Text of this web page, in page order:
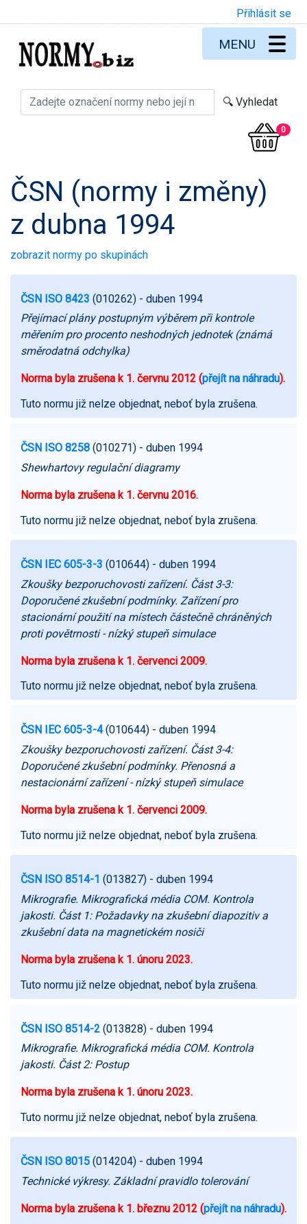
Přihlásit se
0
MENU
ČSN (normy i změny)
z dubna 1994
zobrazit normy po skupinách
ČSN ISO 8423 (010262) - duben 1994
Přejímací plány postupným výběrem při kontrole
měřením pro procento neshodných jednotek (známá
směrodatná odchylka)
Norma byla zrušena k 1. červnu 2012 (přejít na náhradu).
Tuto normu již nelze objednat, neboť byla zrušena.
ČSN ISO 8258 (010271) - duben 1994
Shewhartovy regulační diagramy
Norma byla zrušena k 1. červnu 2016.
Tuto normu již nelze objednat, neboť byla zrušena.
ČSN IEC 605-3-3 (010644) - duben 1994
Zkoušky bezporuchovosti zařízení. Část 3-3:
Doporučené zkušební podmínky. Zařízení pro
stacionární použití na místech částečně chráněných
proti povětrnosti - nízký stupeň simulace
Norma byla zrušena k 1. červenci 2009.
Tuto normu již nelze objednat, neboť byla zrušena.
ČSN IEC 605-3-4(010644) - duben 1994
Zkoušky bezporuchovosti zařízení. Část 3-4:
Doporučené zkušební podmínky. Přenosná a
nestacionární zařízení - nízký stupeň simulace
Norma byla zrušena k 1. červenci 2009.
Tuto normu již nelze objednat, neboť byla zrušena.
ČSN ISO 8514-1 (013827) - duben 1994
Mikrografie. Mikrografická média COM. Kontrola
jakosti. Část 1: Požadavky na zkušební diapozitiv a
zkušební data na magnetickém nosiči
Norma byla zrušena k 1. únoru 2023.
Tuto normu již nelze objednat, neboť byla zrušena.
ČSN ISO 8514-2 (013828) - duben 1994
Mikrografie. Mikrografická média COM. Kontrola
jakosti. Část 2: Postup
Norma byla zrušena k 1. únoru 2023.
Tuto normu již nelze objednat, neboť byla zrušena.
ČSN ISO 8015 (014204) - duben 1994
Technické výkresy. Základní pravidlo tolerování
Norma byla zrušena k 1. březnu 2012 (přejít na náhradu).